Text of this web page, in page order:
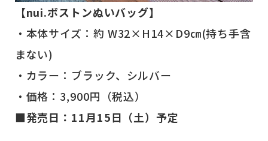
【nui.ボストンぬいバッグ】
・本体サイズ：約 W32×H14×D9㎝(持ち手含
まない)
・カラー：ブラック、シルバー
・価格：3,900円（税込）
■発売日：11月15日（土）予定